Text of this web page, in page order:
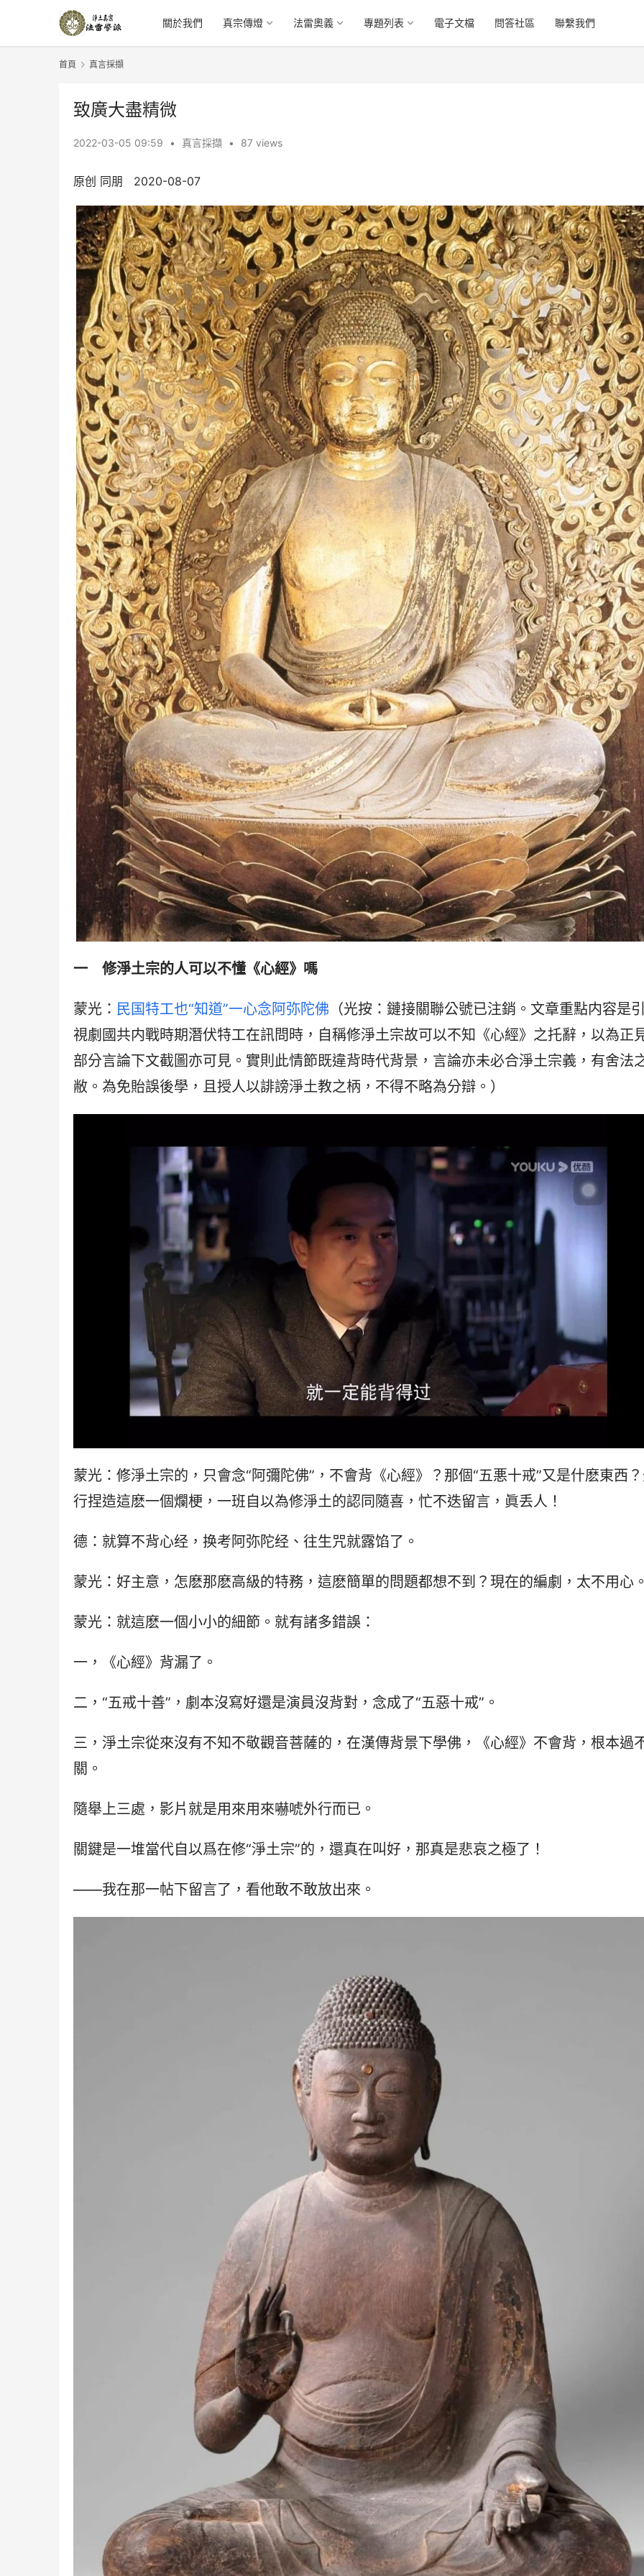
關於我們 真宗傳燈 法雷奧義 專題列表 電子文檔 問答社區 聯繫我們
首頁 真言採擷
致廣大盡精微
2022-03-05 09:59 • 真言採擷 • 87 views
原创 同朋   2020-08-07
一　修淨土宗的人可以不懂《心經》嗎
蒙光： 民国特工也“知道”一心念阿弥陀佛 （光按：鏈接關聯公號已注銷。文章重點内容是
視劇國共内戰時期潛伏特工在訊問時，自稱修淨土宗故可以不知《心經》之托辭，以為正
部分言論下文截圖亦可見。實則此情節既違背時代背景，言論亦未必合淨土宗義，有舍法
敝。為免貽誤後學，且授人以誹謗淨土教之柄，不得不略為分辯。）
蒙光：修淨土宗的，只會念“阿彌陀佛”，不會背《心經》？那個“五悪十戒”又是什麽東西
行捏造這麽一個爛梗，一班自以為修淨土的認同隨喜，忙不迭留言，眞丢人！
德：就算不背心经，换考阿弥陀经、往生咒就露馅了。
蒙光：好主意，怎麽那麽高級的特務，這麽簡單的問題都想不到？現在的編劇，太不用心
蒙光：就這麽一個小小的細節。就有諸多錯誤：
一，《心經》背漏了。
二，“五戒十善”，劇本沒寫好還是演員沒背對，念成了“五惡十戒”。
三，淨土宗從來沒有不知不敬觀音菩薩的，在漢傳背景下學佛，《心經》不會背，根本過
關。
隨舉上三處，影片就是用來用來嚇唬外行而已。
關鍵是一堆當代自以爲在修“淨土宗”的，還真在叫好，那真是悲哀之極了！
——我在那一帖下留言了，看他敢不敢放出來。